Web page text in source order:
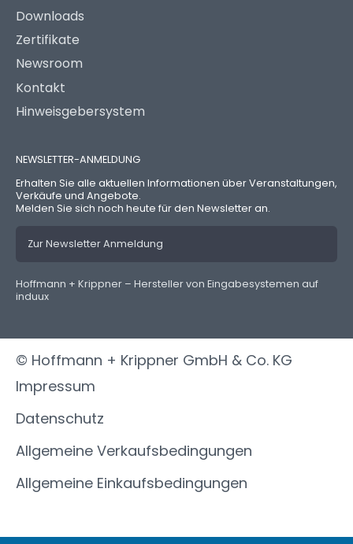
Downloads
Zertifikate
Newsroom
Kontakt
Hinweisgebersystem
NEWSLETTER-ANMELDUNG
Erhalten Sie alle aktuellen Informationen über Veranstaltungen,
Verkäufe und Angebote.
Melden Sie sich noch heute für den Newsletter an.
Zur Newsletter Anmeldung
Hoffmann + Krippner – Hersteller von Eingabesystemen auf
induux
© Hoffmann + Krippner GmbH & Co. KG
Impressum
Datenschutz
Allgemeine Verkaufsbedingungen
Allgemeine Einkaufsbedingungen